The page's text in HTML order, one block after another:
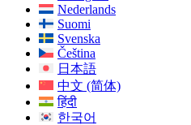
Nederlands
Suomi
Svenska
Čeština
日本語
中文 (简体)
हिंदी
한국어